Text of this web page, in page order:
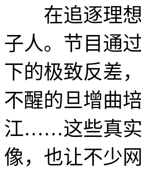
在追逐理想
子人。节目通
下的极致反差
不醒的旦增曲
江……这些真实
像，也让不少